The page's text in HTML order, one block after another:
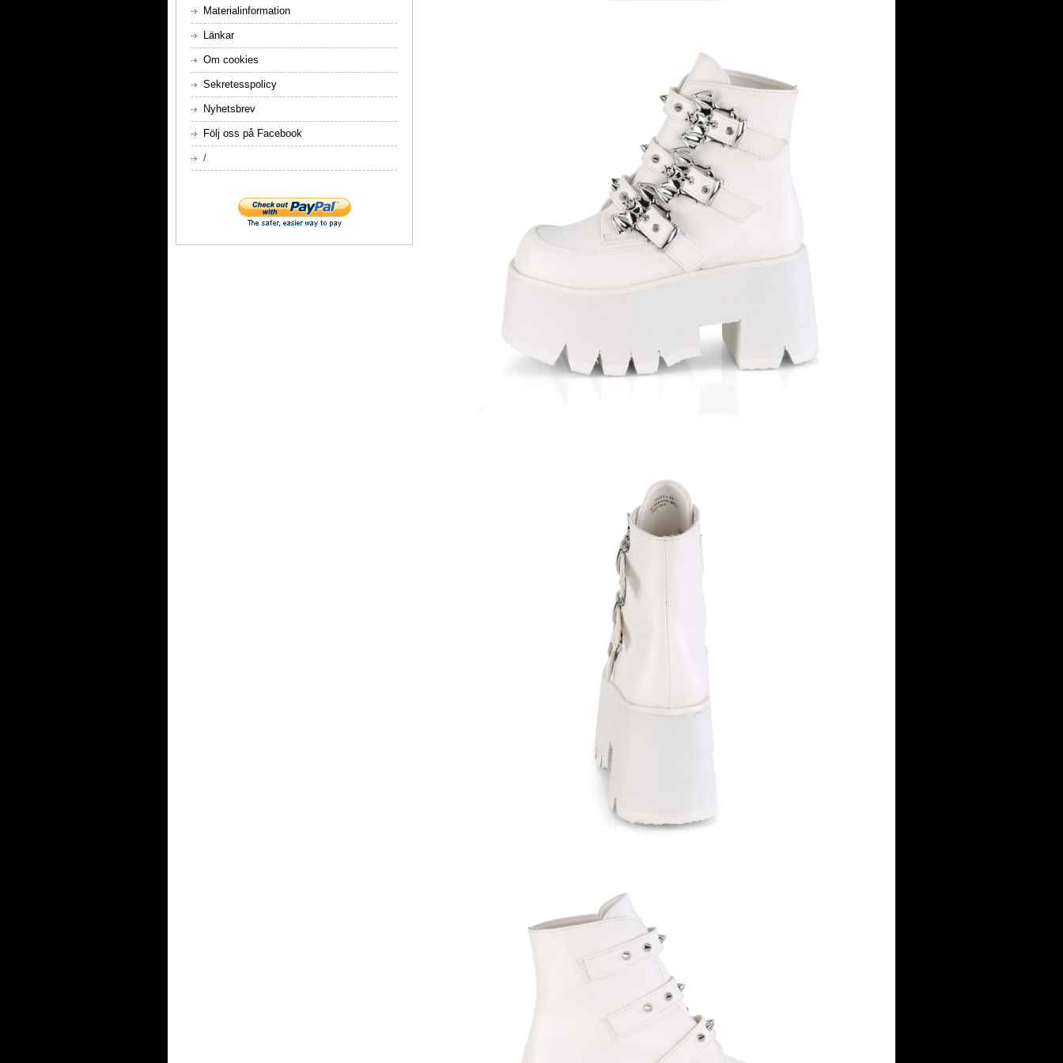
Materialinformation
Länkar
Om cookies
Sekretesspolicy
Nyhetsbrev
Följ oss på Facebook
/